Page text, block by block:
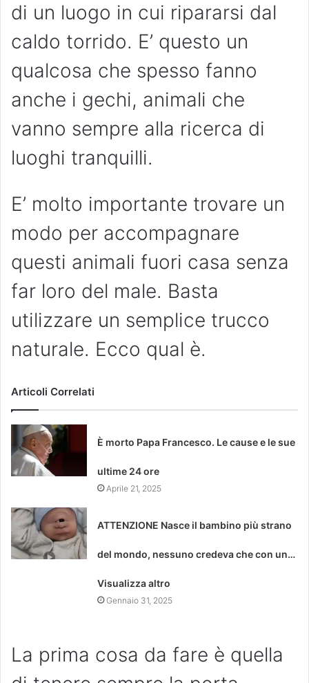
di un luogo in cui ripararsi dal
caldo torrido. E’ questo un
qualcosa che spesso fanno
anche i gechi, animali che
vanno sempre alla ricerca di
luoghi tranquilli.
E’ molto importante trovare un
modo per accompagnare
questi animali fuori casa senza
far loro del male. Basta
utilizzare un semplice trucco
naturale. Ecco qual è.
Articoli Correlati
È morto Papa Francesco. Le cause e le sue
ultime 24 ore
Aprile 21, 2025
ATTENZIONE Nasce il bambino più strano
del mondo, nessuno credeva che con un…
Visualizza altro
Gennaio 31, 2025
La prima cosa da fare è quella